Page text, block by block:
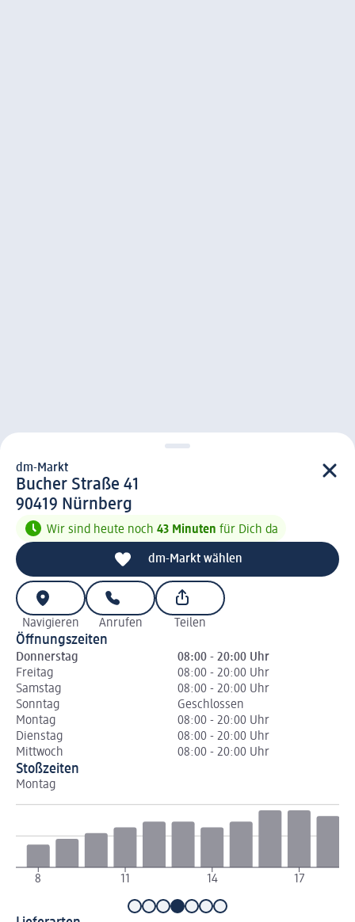
d m-Markt
dm-Markt
Bucher Straße 41
9 0 4 1 9
90419 Nürnberg
Wir sind heute noch 43 Minuten für Dich da
dm-Markt wählen
Navigieren Anrufen Teilen
Öffnungszeiten
Donnerstag
08:00 - 20:00 Uhr
Freitag
08:00 - 20:00 Uhr
Samstag
08:00 - 20:00 Uhr
Sonntag
Geschlossen
Montag
08:00 - 20:00 Uhr
Dienstag
08:00 - 20:00 Uhr
Mittwoch
08:00 - 20:00 Uhr
Stoßzeiten
Montag
8 11 14 17